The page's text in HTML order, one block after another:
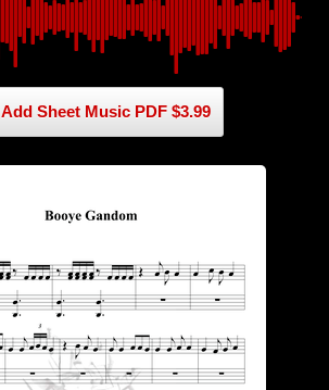
Add Sheet Music PDF $3.99